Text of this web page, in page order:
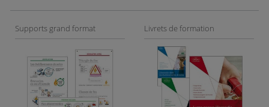
Supports grand format Livrets de formation